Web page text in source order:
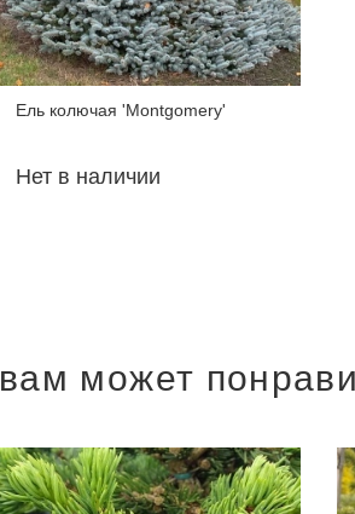
Ель колючая 'Montgomery'
Нет в наличии
вам может